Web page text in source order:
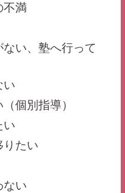
不満
い、塾へ行って
い
個別指導）
い
りたい
ない